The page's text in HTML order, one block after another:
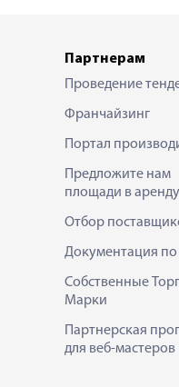
Партнерам
Проведение
Франчайзинг
Портал
Предложите нам
площади в аренду
Отбор
Документация по
Собственные
Марки
Партнерская
для веб-мастеров